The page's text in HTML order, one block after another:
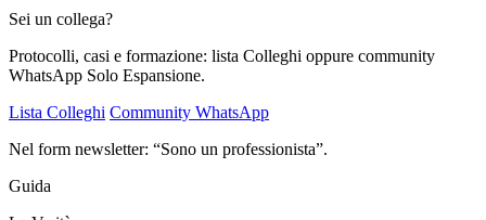
Sei un collega?
Protocolli, casi e formazione: lista Colleghi oppure community
WhatsApp Solo Espansione.
Lista Colleghi Community WhatsApp
Nel form newsletter: “Sono un professionista”.
Guida